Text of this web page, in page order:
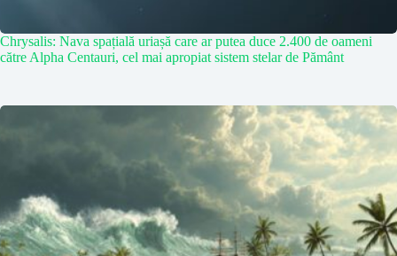
Chrysalis: Nava spațială uriașă care ar putea duce 2.400 de oameni
către Alpha Centauri, cel mai apropiat sistem stelar de Pământ